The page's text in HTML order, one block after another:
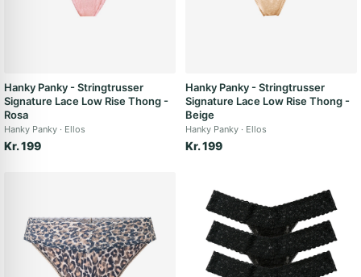
Hanky Panky - Stringtrusser
Signature Lace Low Rise Thong -
Rosa
Hanky Panky Ellos
Kr. 199
Hanky Panky - Stringtrusser
Signature Lace Low Rise Thong -
Beige
Hanky Panky Ellos
Kr. 199